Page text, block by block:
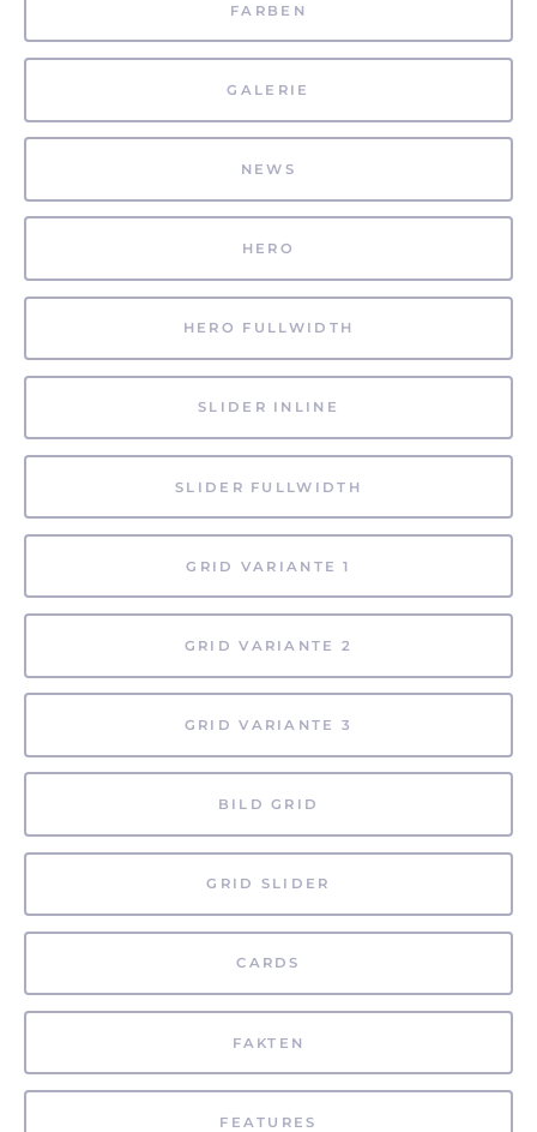
FARBEN
GALERIE
NEWS
HERO
HERO FULLWIDTH
SLIDER INLINE
SLIDER FULLWIDTH
GRID VARIANTE 1
GRID VARIANTE 2
GRID VARIANTE 3
BILD GRID
GRID SLIDER
CARDS
FAKTEN
FEATURES